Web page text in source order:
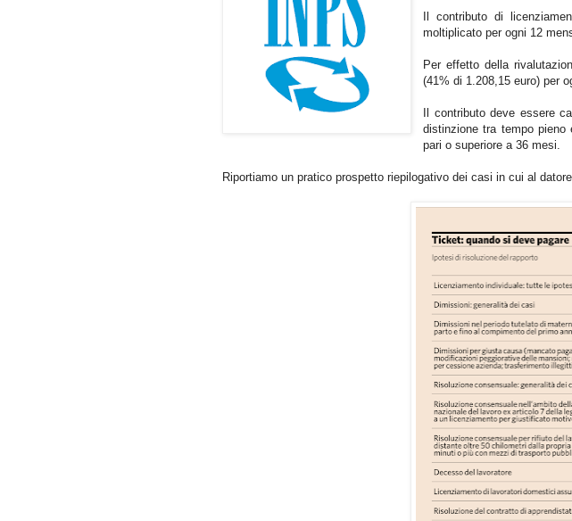
Il contributo di
moltiplicato per ogni 12
Per effetto della
(41% di 1.208,15 euro) per
Il contributo deve essere
distinzione tra tempo
pari o superiore a 36 mesi.
Riportiamo un pratico prospetto riepilogativo dei casi in cui al